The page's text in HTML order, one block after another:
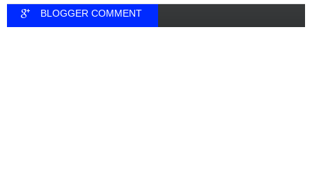
BLOGGER COMMENT